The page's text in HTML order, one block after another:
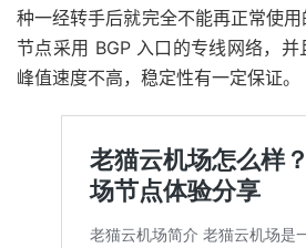
种一经转手后就完全不能再正常使
节点采用 BGP 入口的专线网络，并
峰值速度不高，稳定性有一定保证。